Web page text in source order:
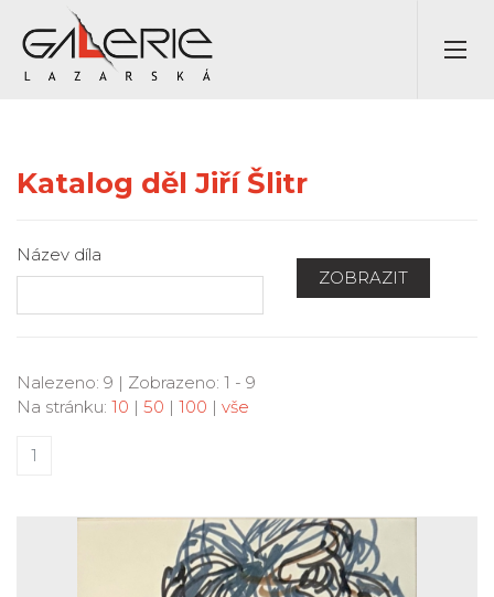
Katalog děl Jiří Šlitr
Název díla
ZOBRAZIT
Nalezeno: 9 | Zobrazeno: 1 - 9
Na stránku: 10 | 50 | 100 | vše
1